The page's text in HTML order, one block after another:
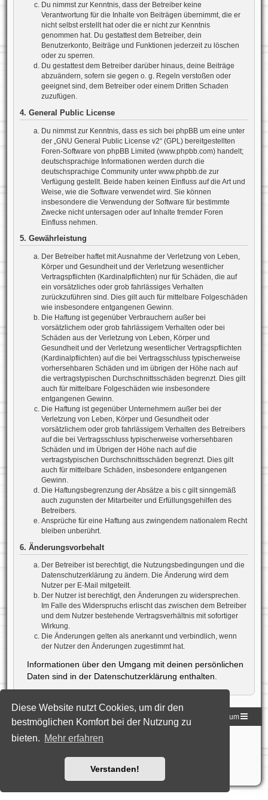
Diese Website nutzt Cookies, um dir den
bestmöglichen Komfort bei der Nutzung zu
bieten. Mehr erfahren
Verstanden!
Du nimmst zur Kenntnis, dass der Betreiber keine
Verantwortung für die Inhalte von Beiträgen übernimmt, die er
nicht selbst erstellt hat oder die er nicht zur Kenntnis
genommen hat. Du gestattest dem Betreiber, dein
Benutzerkonto, Beiträge und Funktionen jederzeit zu löschen
oder zu sperren.
Du gestattest dem Betreiber darüber hinaus, deine Beiträge
abzuändern, sofern sie gegen o. g. Regeln verstoßen oder
geeignet sind, dem Betreiber oder einem Dritten Schaden
zuzufügen.
4. General Public License
Du nimmst zur Kenntnis, dass es sich bei phpBB um eine unter
der „ GNU General Public License v2“ (GPL) bereitgestellten
Foren-Software von phpBB Limited (www.phpbb.com) handelt;
deutschsprachige Informationen werden durch die
deutschsprachige Community unter www.phpbb.de zur
Verfügung gestellt. Beide haben keinen Einfluss auf die Art und
Weise, wie die Software verwendet wird. Sie können
insbesondere die Verwendung der Software für bestimmte
Zwecke nicht untersagen oder auf Inhalte fremder Foren
Einfluss nehmen.
5. Gewährleistung
Der Betreiber haftet mit Ausnahme der Verletzung von Leben,
Körper und Gesundheit und der Verletzung wesentlicher
Vertragspflichten (Kardinalpflichten) nur für Schäden, die auf
ein vorsätzliches oder grob fahrlässiges Verhalten
zurückzuführen sind. Dies gilt auch für mittelbare Folgeschäden
wie insbesondere entgangenen Gewinn.
Die Haftung ist gegenüber Verbrauchern außer bei
vorsätzlichem oder grob fahrlässigem Verhalten oder bei
Schäden aus der Verletzung von Leben, Körper und
Gesundheit und der Verletzung wesentlicher Vertragspflichten
(Kardinalpflichten) auf die bei Vertragsschluss typischerweise
vorhersehbaren Schäden und im übrigen der Höhe nach auf
die vertragstypischen Durchschnittsschäden begrenzt. Dies gilt
auch für mittelbare Folgeschäden wie insbesondere
entgangenen Gewinn.
Die Haftung ist gegenüber Unternehmern außer bei der
Verletzung von Leben, Körper und Gesundheit oder
vorsätzlichem oder grob fahrlässigem Verhalten des Betreibers
auf die bei Vertragsschluss typischerweise vorhersehbaren
Schäden und im Übrigen der Höhe nach auf die
vertragstypischen Durchschnittsschäden begrenzt. Dies gilt
auch für mittelbare Schäden, insbesondere entgangenen
Gewinn.
Die Haftungsbegrenzung der Absätze a bis c gilt sinngemäß
auch zugunsten der Mitarbeiter und Erfüllungsgehilfen des
Betreibers.
Ansprüche für eine Haftung aus zwingendem nationalem Recht
bleiben unberührt.
6. Änderungsvorbehalt
Der Betreiber ist berechtigt, die Nutzungsbedingungen und die
Datenschutzerklärung zu ändern. Die Änderung wird dem
Nutzer per E-Mail mitgeteilt.
Der Nutzer ist berechtigt, den Änderungen zu widersprechen.
Im Falle des Widerspruchs erlischt das zwischen dem Betreiber
und dem Nutzer bestehende Vertragsverhältnis mit sofortiger
Wirkung.
Die Änderungen gelten als anerkannt und verbindlich, wenn
der Nutzer den Änderungen zugestimmt hat.
Informationen über den Umgang mit deinen persönlichen
Daten sind in der Datenschutzerklärung enthalten.
Homepage der DLG Foren-Übersicht Impressum
Powered byphpBB® Forum Software © phpBB Limited
Style: Black-Silver-Split by Joyce&LunaphpBB-Style-Design
Nutzungsbedingungen